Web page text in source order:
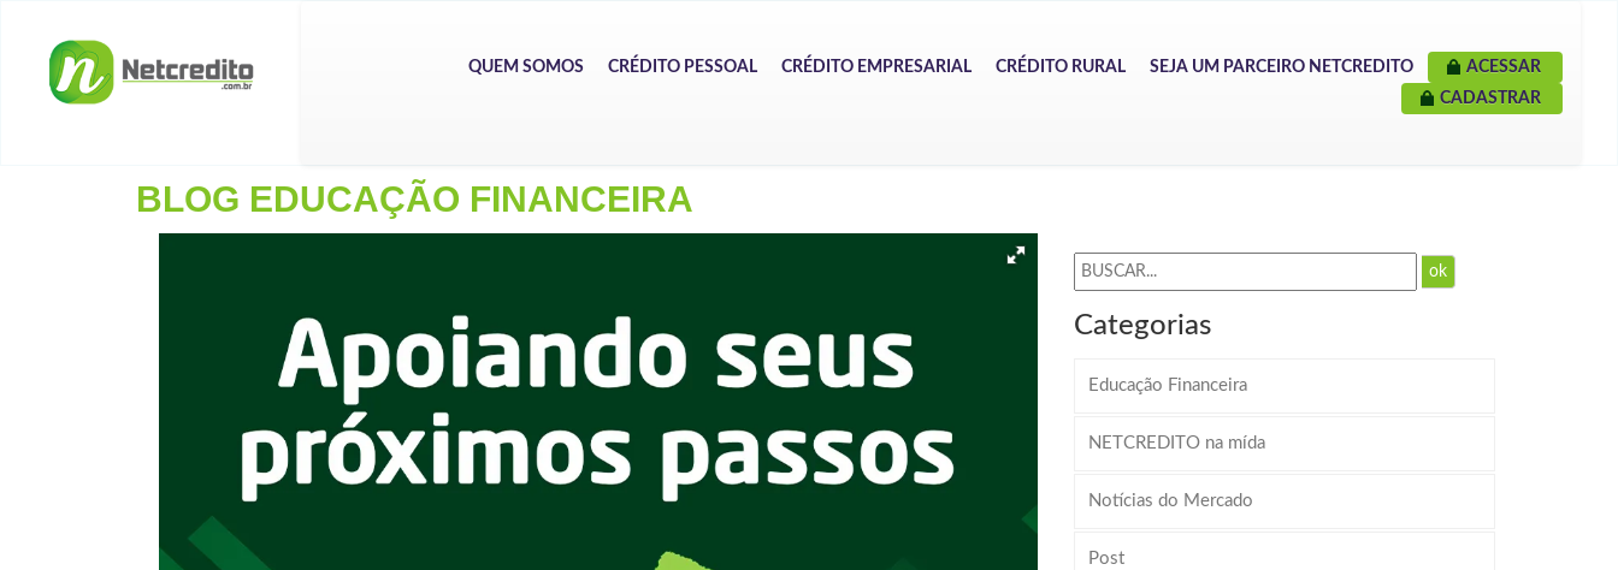
QUEM SOMOS CRÉDITO PESSOAL CRÉDITO EMPRESARIAL CRÉDITO RURAL SEJA UM PARCEIRO NETCREDITO
ACESSAR
CADASTRAR
BLOG EDUCAÇÃO FINANCEIRA
ok
Categorias
Educação Financeira
NETCREDITO na mída
Notícias do Mercado
Post